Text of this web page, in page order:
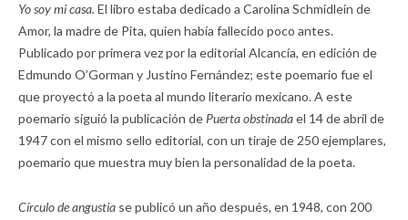
Yo soy mi casa. El libro estaba dedicado a Carolina Schmidlein de
Amor, la madre de Pita, quien había fallecido poco antes.
Publicado por primera vez por la editorial Alcancía, en edición de
Edmundo O’Gorman y Justino Fernández; este poemario fue el
que proyectó a la poeta al mundo literario mexicano. A este
poemario siguió la publicación de Puerta obstinadael 14 de abril de
1947 con el mismo sello editorial, con un tiraje de 250 ejemplares,
poemario que muestra muy bien la personalidad de la poeta.
Círculo de angustia se publicó un año después, en 1948, con 200